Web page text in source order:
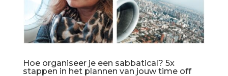
Hoe organiseer je een sabbatical? 5x
stappen in het plannen van jouw time off